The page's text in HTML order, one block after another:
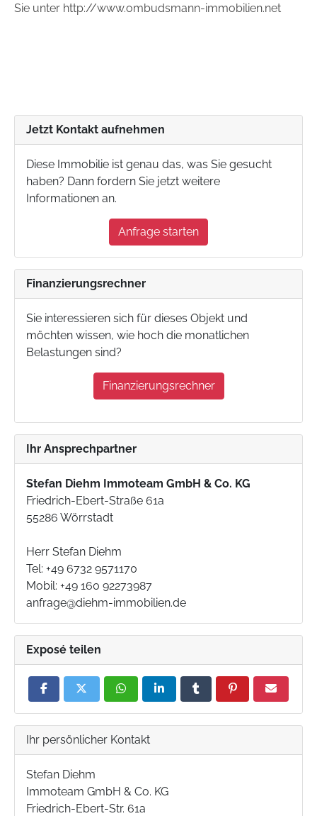
Sie unter http://www.ombudsmann-immobilien.net
Jetzt Kontakt aufnehmen
Diese Immobilie ist genau das, was Sie gesucht
haben? Dann fordern Sie jetzt weitere
Informationen an.
Anfrage starten
Finanzierungsrechner
Sie interessieren sich für dieses Objekt und
möchten wissen, wie hoch die monatlichen
Belastungen sind?
Finanzierungsrechner
Ihr Ansprechpartner
Stefan Diehm Immoteam GmbH & Co. KG
Friedrich-Ebert-Straße 61a
55286 Wörrstadt
Herr Stefan Diehm
Tel: +49 6732 9571170
Mobil: +49 160 92273987
anfrage@diehm-immobilien.de
Exposé teilen
Ihr persönlicher Kontakt
Stefan Diehm
Immoteam GmbH & Co. KG
Friedrich-Ebert-Str. 61a